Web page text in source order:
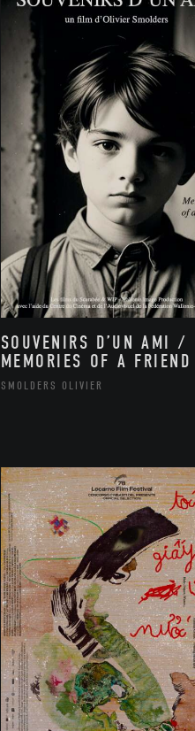
SOUVENIRS D’UN AMI /
MEMORIES OF A FRIEND
SMOLDERS OLIVIER